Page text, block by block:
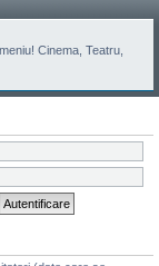
Cinema, Teatru,